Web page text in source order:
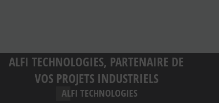
ALFI TECHNOLOGIES, PARTENAIRE DE
VOS PROJETS INDUSTRIELS
ALFI TECHNOLOGIES